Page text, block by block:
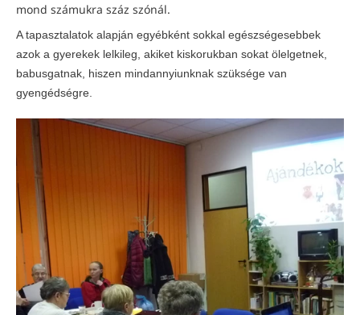
mond számukra száz szónál.
A tapasztalatok alapján egyébként sokkal egészségesebbek
azok a gyerekek lelkileg, akiket kiskorukban sokat ölelgetnek,
babusgatnak, hiszen mindannyiunknak szüksége van
gyengédségre.